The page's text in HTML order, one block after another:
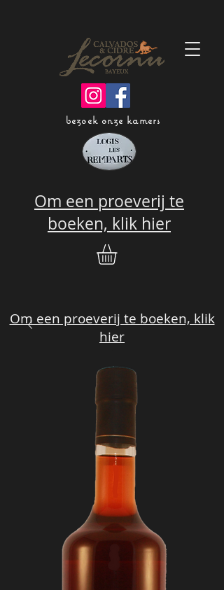
bezoek onze kamers
Om een proeverij te
boeken, klik hier
Om een proeverij te boeken, klik
hier